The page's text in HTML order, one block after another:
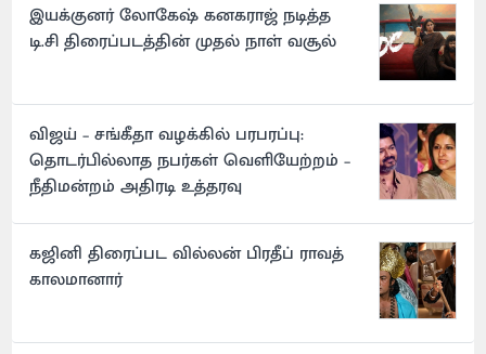
இயக்குனர் லோகேஷ் கனகராஜ் நடித்த
டி.சி திரைப்படத்தின் முதல் நாள் வசூல்
விஜய் – சங்கீதா வழக்கில் பரபரப்பு:
தொடர்பில்லாத நபர்கள் வெளியேற்றம் –
நீதிமன்றம் அதிரடி உத்தரவு
கஜினி திரைப்பட வில்லன் பிரதீப் ராவத்
காலமானார்